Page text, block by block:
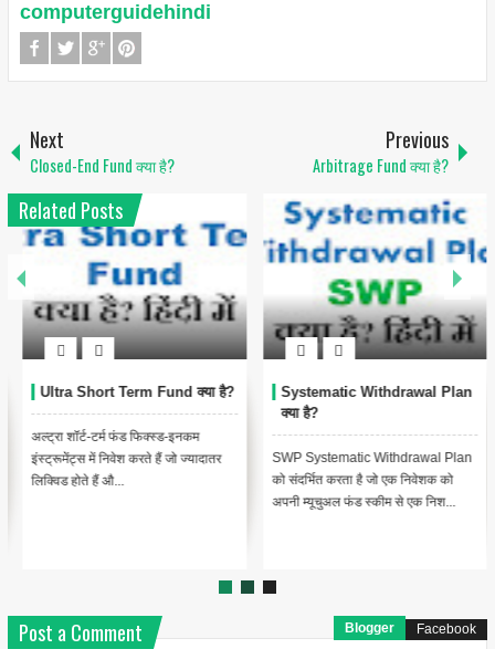
computerguidehindi
Next
Closed-End Fund क्या है?
Previous
Arbitrage Fund क्या है?
Related Posts
Systematic Withdrawal Plan
क्या है?
SWP Systematic Withdrawal Plan
को संदर्भित करता है जो एक निवेशक को
Systematic Transfer Plans
(STP) क्या हैं?
एसटीपी से तात्पर्य Systematic transfer
plan से है, जिसके तहत एक निवेशक एक
योजना में एकमुश्त राशि का ...
Post a Comment Blogger Facebook